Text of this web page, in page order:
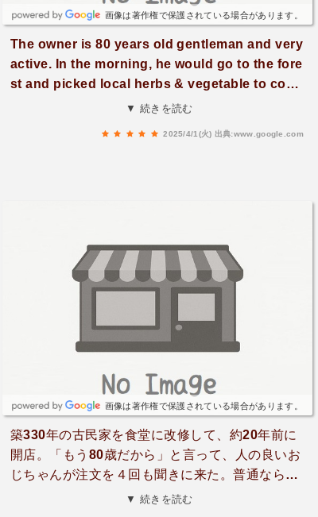
画像は著作権で保護されている場合があります。
The owner is 80 years old gentleman and very
active. In the morning, he would go to the fore
st and picked local herbs & vegetable to cook.
Thus, the ingredients are SUPER fresh.Highly
です。黒川温泉に行く機会があったらまた訪れた
い店です。Great food, good location!
▼ 続きを読む
2025/4/1(火) 出典:www.google.com
画像は著作権で保護されている場合があります。
築330年の古民家を食堂に改修して、約20年前に
開店。「もう80歳だから」と言って、人の良いお
じちゃんが注文を４回も聞きに来た。普通なら怒
ってしまうところだが、どういう訳か、お互いに
▼ 続きを読む